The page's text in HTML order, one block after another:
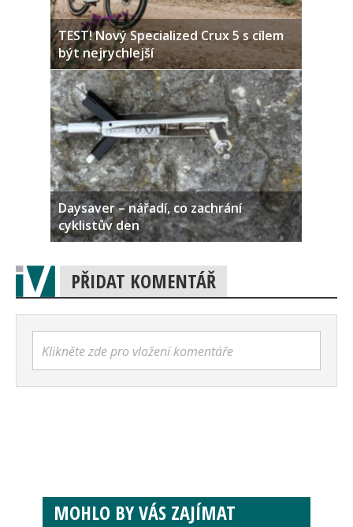
TEST! Nový Specialized Crux 5 s cílem
být nejrychlejší
Daysaver – nářadí, co zachrání
cyklistův den
PŘIDAT KOMENTÁŘ
Klikněte zde pro vložení komentáře
MOHLO BY VÁS ZAJÍMAT